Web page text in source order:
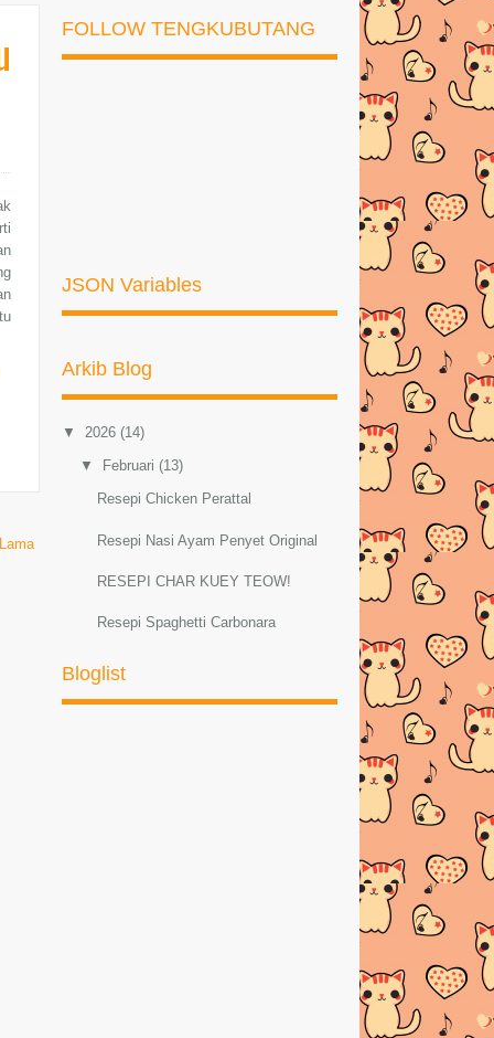
FOLLOW TENGKUBUTANG
JSON Variables
Arkib Blog
▼ 2026 (14)
▼ Februari (13)
Resepi Chicken Perattal
Resepi Nasi Ayam Penyet Original
RESEPI CHAR KUEY TEOW!
Resepi Spaghetti Carbonara
Resepi Sambal Hijau Ayam dan Petai
Resepi ayam masak lemak cili padi
Bloglist